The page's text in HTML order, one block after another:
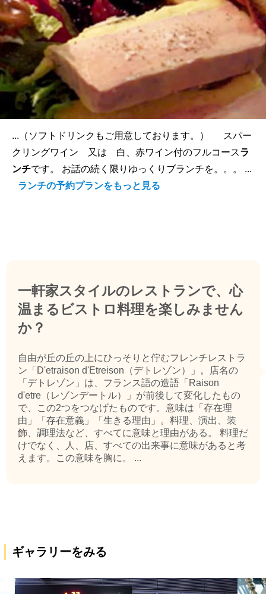
...（ソフトドリンクもご用意しております。） スパー
クリングワイン 又は 白、赤ワイン付のフルコースラ
ンチです。 お話の続く限りゆっくりブランチを。。。 ...
ランチの予約プランをもっと見る
一軒家スタイルのレストランで、心
温まるビストロ料理を楽しみません
か？
自由が丘の丘の上にひっそりと佇むフレンチレストラ
ン「D'etraison d'Etreison（デトレゾン）」。店名の
「デトレゾン」は、フランス語の造語「Raison
d'etre（レゾンデートル）」が前後して変化したもの
で、この2つをつなげたものです。意味は「存在理
由」「存在意義」「生きる理由」。料理、演出、装
飾、調理法など、すべてに意味と理由がある。 料理だ
けでなく、人、店、すべての出来事に意味があると考
えます。この意味を胸に。 ...
ギャラリーをみる